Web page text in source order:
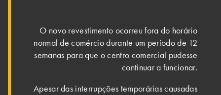
O novo revestimento ocorreu fora do horário
normal de comércio durante um período de 12
semanas para que o centro comercial pudesse
continuar a funcionar.
Apesar das interrupções temporárias causadas